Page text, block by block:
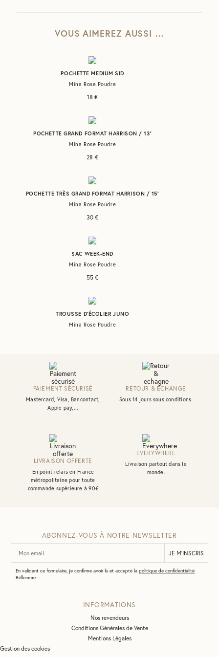
VOUS AIMEREZ AUSSI …
POCHETTE MEDIUM SID
Mina Rose Poudre
18€
POCHETTE GRAND FORMAT HARRISON / 13′
Mina Rose Poudre
28 €
POCHETTE TRÈS GRAND FORMAT HARRISON / 15′
Mina Rose Poudre
30€
SAC WEEK-END
Mina Rose Poudre
55€
TROUSSE D’ÉCOLIER JUNO
Mina Rose Poudre
TROUSSE DE TOILETTE JUDE
Mina Rose Poudre
35€
TROUSSE DE TOILETTE JUDE PETIT FORMAT
Mina Rose Poudre
29
PAIEMENT SÉCURISÉ
Mastercard, Visa, Bancontact,
Apple pay,...
RETOUR & ÉCHANGE
Sous 14 jours sous conditions.
LIVRAISON OFFERTE
En point relais en France
métropolitaine pour toute
commande supérieure à 90€
EVERYWHERE
Livraison partout dans le
monde.
ABONNEZ-VOUS À NOTRE NEWSLETTER
En validant ce formulaire, je confirme avoir lu et accepté lapolitique de confidentialité
Bëllemme.
INFORMATIONS
Nos revendeurs
Conditions Générales de Vente
Mentions Légales
Gestion des cookies